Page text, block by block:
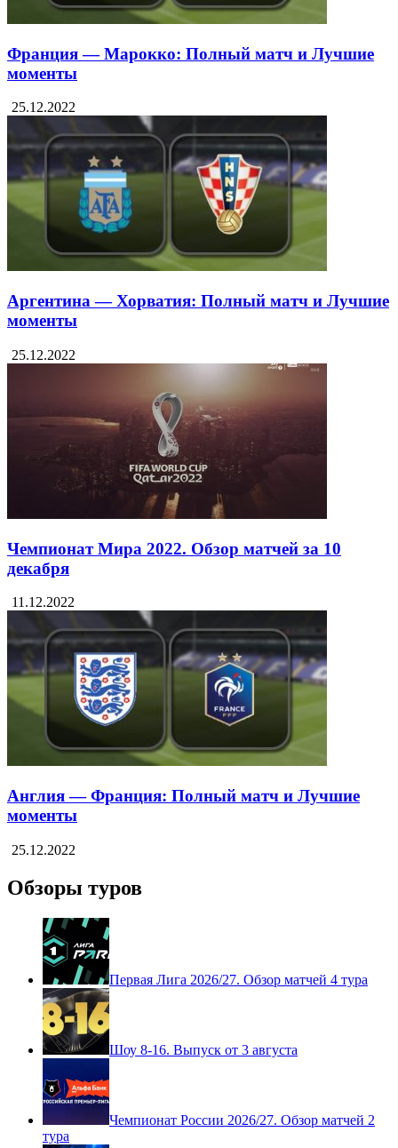
Франция — Марокко: Полный матч и Лучшие
моменты
25.12.2022
Аргентина — Хорватия: Полный матч и Лучшие
моменты
25.12.2022
Чемпионат Мира 2022. Обзор матчей за 10
декабря
11.12.2022
Англия — Франция: Полный матч и Лучшие
моменты
25.12.2022
Обзоры туров
Первая Лига 2026/27. Обзор матчей 4 тура
Шоу 8-16. Выпуск от 3 августа
Чемпионат России 2026/27. Обзор матчей 2
тура